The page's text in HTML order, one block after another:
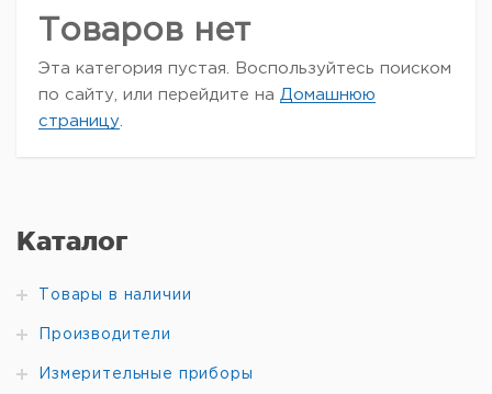
Каталог
Товары в наличии
Производители
Измерительные приборы
Товаров нет
Эта категория пустая. Воспользуйтесь поиском
по сайту, или перейдите на Домашнюю
страницу